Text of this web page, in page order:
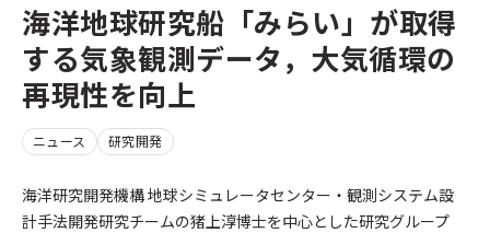
海洋地球研究船「みらい」が取得
する気象観測データ，大気循環の
再現性を向上
ニュース 研究開発
海洋研究開発機構 地球シミュレータセンター・観測システム設
計手法開発研究チームの猪上淳博士を中心とした研究グループ